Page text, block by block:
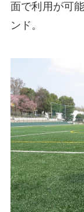
面で利用が可能
ンド。